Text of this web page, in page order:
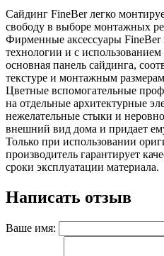
Сайдинг FineBer легко
свободу в выборе монтажных
Фирменные аксессуары FineBer
технологии и с
основная панель сайдинга,
текстуре и монтажным
Цветные вспомогательные
на отдельные архитектурные
нежелательные стыки и
внешний вид дома и придает
Только при использовании
производитель гарантирует
сроки эксплуатации материала.
Написать отзыв
Ваше имя: